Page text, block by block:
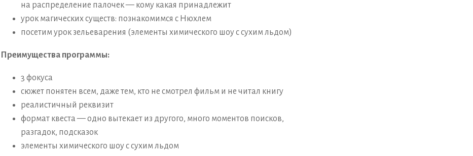
на распределение палочек — кому какая принадлежит
урок магических существ: познакомимся с Нюхлем
посетим урок зельеварения (элементы химического шоу с сухим льдом)
Преимущества программы:
3 фокуса
сюжет понятен всем, даже тем, кто не смотрел фильм и не читал книгу
реалистичный реквизит
формат квеста — одно вытекает из другого, много моментов поисков,
разгадок, подсказок
элементы химического шоу с сухим льдом